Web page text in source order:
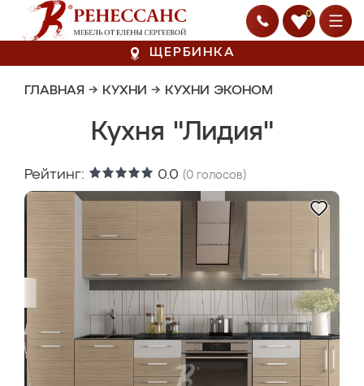
0
ЩЕРБИНКА
ГЛАВНАЯ → КУХНИ → КУХНИ ЭКОНОМ
Кухня "Лидия"
Рейтинг: 0.0 (0 голосов)